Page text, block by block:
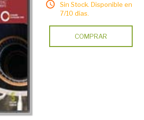
Sin Stock. Disponible en
7/10 días.
COMPRAR